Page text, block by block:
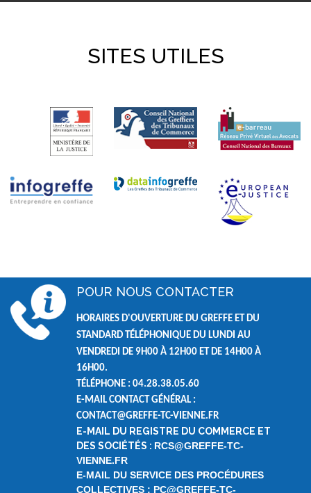
SITES UTILES
POUR NOUS CONTACTER
HORAIRES D'OUVERTURE DU GREFFE ET DU
STANDARD TÉLÉPHONIQUE DU LUNDI AU
VENDREDI DE 9H00 À 12H00 ET DE 14H00 À
16H00.
TÉLÉPHONE : 04.28.38.05.60
E-MAIL CONTACT GÉNÉRAL :
CONTACT@GREFFE-TC-VIENNE.FR
E-MAIL DU REGISTRE DU COMMERCE ET
DES SOCIÉTÉS : RCS@GREFFE-TC-
VIENNE.FR
E-MAIL DU SERVICE DES PROCÉDURES
COLLECTIVES : PC@GREFFE-TC-